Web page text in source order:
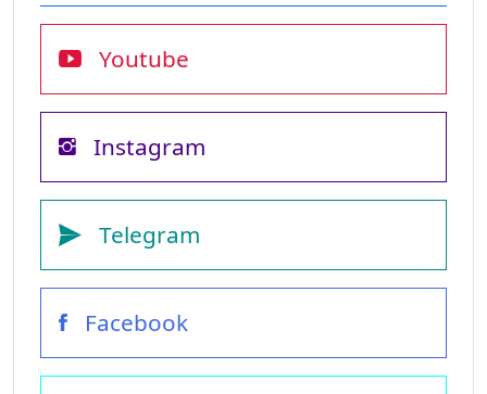
Youtube
Instagram
Telegram
Facebook